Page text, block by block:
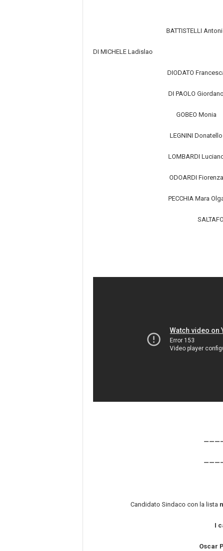
BATTISTELLI
DI MICHELE Ladislao
DIODATO
DI PAOLO
GOBEO Monia
LEGNINI Donatello
LOMBARDI
ODOARDI Fiorenza
PECCHIA Mara
Candidato Sindaco con la lista
I
Oscar